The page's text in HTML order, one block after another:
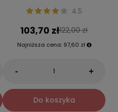
4.5
103,70 zł122,00 zł
Najniższa cena: 97,60 zł
- +
Do koszyka